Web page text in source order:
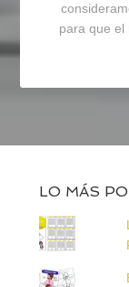
para que el
LO MÁS